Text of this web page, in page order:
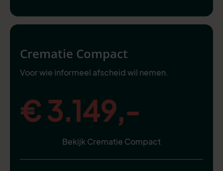
Crematie Compact
Voor wie informeel afscheid wil nemen.
€ 3.149,-
Bekijk Crematie Compact